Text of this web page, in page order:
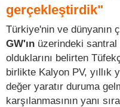
gerçekleştirdik"
Türkiye'nin ve dünyanın
GW'ın üzerindeki santral
olduklarını belirten
birlikte Kalyon PV, yıllık
değer yaratır duruma
karşılanmasının yanı